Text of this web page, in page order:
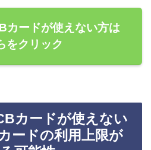
カードが使えない方は
をクリック
カードが使えない
ードの利用上限が